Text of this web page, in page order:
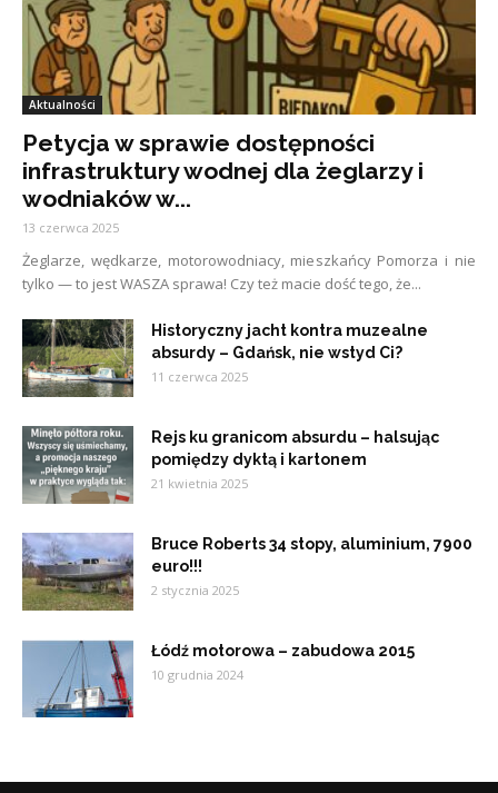
Aktualności
Petycja w sprawie dostępności
infrastruktury wodnej dla żeglarzy i
wodniaków w...
13 czerwca 2025
Żeglarze, wędkarze, motorowodniacy, mieszkańcy Pomorza i nie
tylko — to jest WASZA sprawa! Czy też macie dość tego, że...
Historyczny jacht kontra muzealne
absurdy – Gdańsk, nie wstyd Ci?
11 czerwca 2025
Rejs ku granicom absurdu – halsując
pomiędzy dyktą i kartonem
21 kwietnia 2025
Bruce Roberts 34 stopy, aluminium, 7900
euro!!!
2 stycznia 2025
Łódź motorowa – zabudowa 2015
10 grudnia 2024